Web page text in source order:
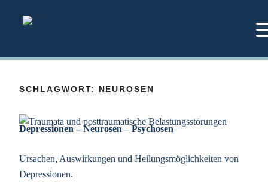
SCHLAGWORT: NEUROSEN
Depressionen – Neurosen – Psychosen
Ursachen, Auswirkungen und Heilungsmöglichkeiten von
Depressionen.